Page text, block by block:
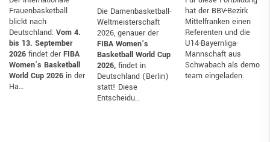
Frauenbasketball
blickt nach
Deutschland: Vom 4.
bis 13. September
2026 findet der FIBA
Women’s Basketball
World Cup 2026 in der
Ha…
Die Damenbasketball-
Weltmeisterschaft
2026, genauer der
FIBA Women’s
Basketball World Cup
2026, findet in
Deutschland (Berlin)
statt! Diese
Entscheidu…
hat der BBV-Bezirk
Mittelfranken einen
Referenten und die
U14-Bayernliga-
Mannschaft aus
Schwabach als demo
team eingeladen.